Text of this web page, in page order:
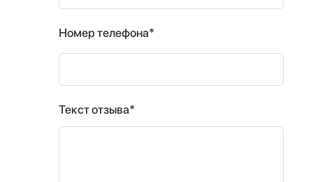
Номер телефона*
Текст отзыва*